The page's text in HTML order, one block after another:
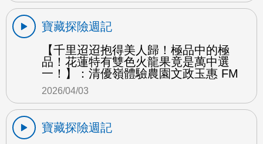
寶藏探險週記
【千里迢迢抱得美人歸！極品中的極
品！花蓮特有雙色火龍果竟是萬中選
一！】：清優嶺體驗農園文政玉惠 FM
2026/04/03
寶藏探險週記